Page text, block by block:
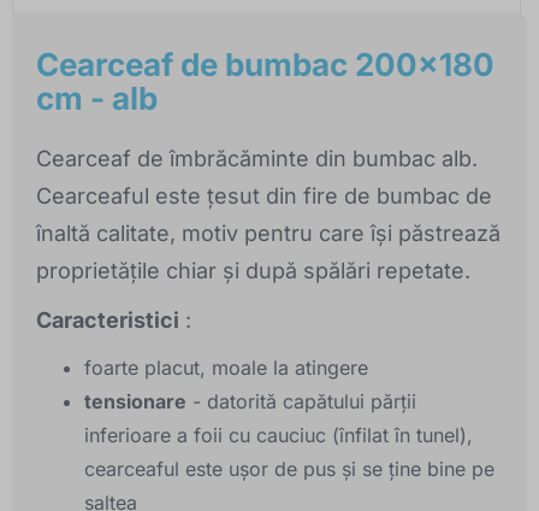
Cearceaf de bumbac 200x180
cm - alb
Cearceaf de îmbrăcăminte din bumbac alb.
Cearceaful este țesut din fire de bumbac de
înaltă calitate, motiv pentru care își păstrează
proprietățile chiar și după spălări repetate.
Caracteristici :
foarte placut, moale la atingere
tensionare - datorită capătului părții
inferioare a foii cu cauciuc (înfilat în tunel),
cearceaful este ușor de pus și se ține bine pe
saltea